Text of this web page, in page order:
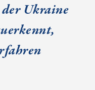
Ukraine